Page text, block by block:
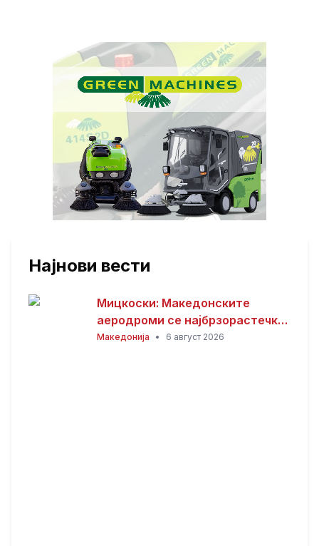
Најнови вести
Мицкоски: Македонските
аеродроми се најбрзорастечки
во регионот – тоа е резултат на
Македонија • 6 август 2026